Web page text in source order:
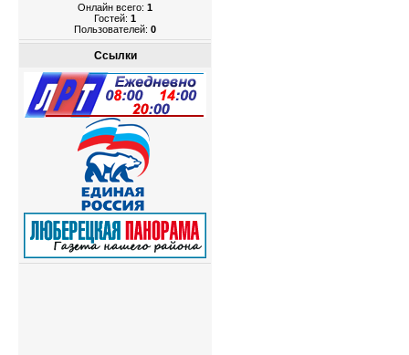
Онлайн всего: 1
Гостей: 1
Пользователей: 0
Ссылки